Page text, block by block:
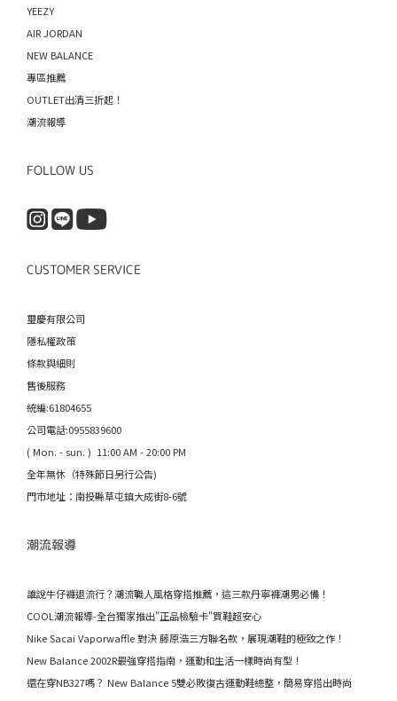
YEEZY
AIR JORDAN
NEW BALANCE
專區推薦
OUTLET出清三折起！
潮流報導
FOLLOW US
CUSTOMER SERVICE
璽慶有限公司
隱私權政策
條款與細則
售後服務
統編:61804655
公司電話:0955839600
( Mon. - sun. ) 11:00 AM - 20:00 PM
全年無休（特殊節日另行公告)
門市地址：南投縣草屯鎮大成街8-6號
潮流報導
誰說牛仔褲退流行？潮流職人風格穿搭推薦，這三款丹寧褲潮男必備！
COOL潮流報導-全台獨家推出"正品檢驗卡"買鞋超安心
Nike Sacai Vaporwaffle 對決 藤原浩三方聯名款，展現潮鞋的極致之作！
New Balance 2002R最強穿搭指南，運動和生活一樣時尚有型！
還在穿NB327嗎？ New Balance 5雙必敗復古運動鞋總整，簡易穿搭出時尚